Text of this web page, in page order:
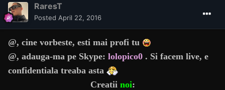
RaresT
Posted April 22, 2016
@, cine vorbeste, esti mai profi tu
@, adauga-ma pe Skype: lolopico0 . Si facem live, e
confidentiala treaba asta
Creatii noi: